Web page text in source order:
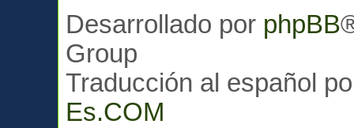
Desarrollado por phpBB
Group
Traducción al español
Es.COM